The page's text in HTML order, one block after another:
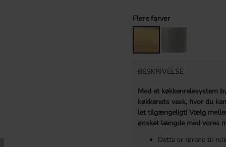
Flere farver
BESKRIVELSE
Med et køkkenrelesystem
køkkenets vask, hvor du
let tilgængeligt! Vælg
ønsket længde med vores
Dette er rørene til